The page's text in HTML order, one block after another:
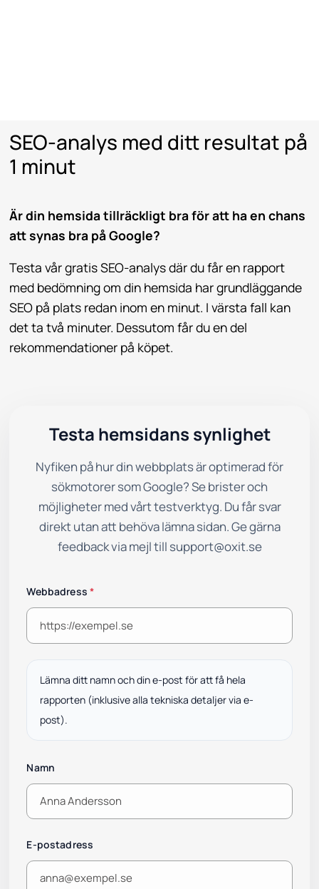
SEO-analys med ditt resultat på
1 minut
Är din hemsida tillräckligt bra för att ha en chans
att synas bra på Google?
Testa vår gratis SEO-analys där du får en rapport
med bedömning om din hemsida har grundläggande
SEO på plats redan inom en minut. I värsta fall kan
det ta två minuter. Dessutom får du en del
rekommendationer på köpet.
Testa hemsidans synlighet
Nyfiken på hur din webbplats är optimerad för
sökmotorer som Google? Se brister och
möjligheter med vårt testverktyg. Du får svar
direkt utan att behöva lämna sidan. Ge gärna
feedback via mejl till support@oxit.se
Webbadress *
Lämna ditt namn och din e-post för att få hela
rapporten (inklusive alla tekniska detaljer via e-
post).
Namn
E-postadress